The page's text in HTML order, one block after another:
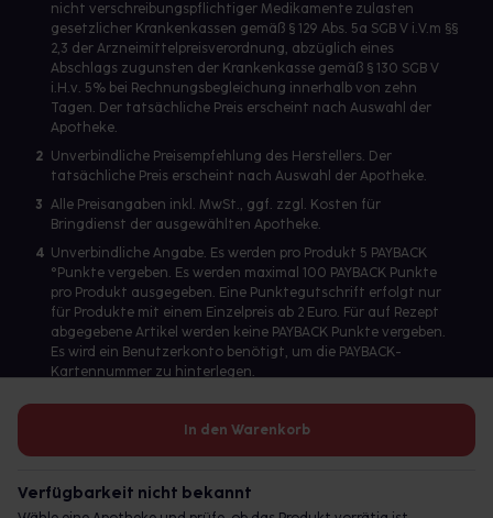
In den Warenkorb
Verfügbarkeit nicht bekannt
nicht verschreibungspflichtiger Medikamente zulasten
gesetzlicher Krankenkassen gemäß § 129 Abs. 5a SGB V i.V.m §§
2,3 der Arzneimittelpreisverordnung, abzüglich eines
Abschlags zugunsten der Krankenkasse gemäß § 130 SGB V
i.H.v. 5% bei Rechnungsbegleichung innerhalb von zehn
Tagen. Der tatsächliche Preis erscheint nach Auswahl der
Apotheke.
2 Unverbindliche Preisempfehlung des Herstellers. Der
tatsächliche Preis erscheint nach Auswahl der Apotheke.
3 Alle Preisangaben inkl. MwSt., ggf. zzgl. Kosten für
Bringdienst der ausgewählten Apotheke.
4 Unverbindliche Angabe. Es werden pro Produkt 5 PAYBACK
°Punkte vergeben. Es werden maximal 100 PAYBACK Punkte
pro Produkt ausgegeben. Eine Punktegutschrift erfolgt nur
für Produkte mit einem Einzelpreis ab 2 Euro. Für auf Rezept
abgegebene Artikel werden keine PAYBACK Punkte vergeben.
Es wird ein Benutzerkonto benötigt, um die PAYBACK-
Kartennummer zu hinterlegen.
Betreiber des Portals und verantwortlich: gesund.de GmbH &
© 2026 gesund.de GmbH & Co. KG